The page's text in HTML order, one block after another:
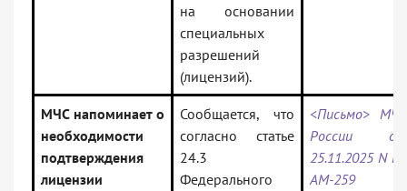
на основании
специальных
разрешений
(лицензий).
МЧС напоминает о
необходимости
подтверждения
лицензии
Сообщается, что
согласно статье
24.3
Федерального
<Письмо> МЧС
России от
25.11.2025 N М-
АМ-259